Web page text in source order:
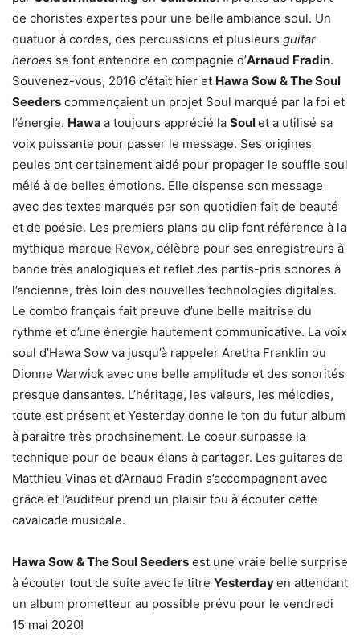
de choristes expertes pour une belle ambiance soul. Un
quatuor à cordes, des percussions et plusieurs guitar
heroes se font entendre en compagnie d’Arnaud Fradin.
Souvenez-vous, 2016 c’était hier et Hawa Sow & The Soul
Seeders commençaient un projet Soul marqué par la foi et
l’énergie. Hawa a toujours apprécié la Soulet a utilisé sa
voix puissante pour passer le message. Ses origines
peules ont certainement aidé pour propager le souffle soul
mêlé à de belles émotions. Elle dispense son message
avec des textes marqués par son quotidien fait de beauté
et de poésie. Les premiers plans du clip font référence à la
mythique marque Revox, célèbre pour ses enregistreurs à
bande très analogiques et reflet des partis-pris sonores à
l’ancienne, très loin des nouvelles technologies digitales.
Le combo français fait preuve d’une belle maitrise du
rythme et d’une énergie hautement communicative. La voix
soul d’Hawa Sow va jusqu’à rappeler Aretha Franklin ou
Dionne Warwick avec une belle amplitude et des sonorités
presque dansantes. L’héritage, les valeurs, les mélodies,
toute est présent et Yesterday donne le ton du futur album
à paraitre très prochainement. Le coeur surpasse la
technique pour de beaux élans à partager. Les guitares de
Matthieu Vinas et d’Arnaud Fradin s’accompagnent avec
grâce et l’auditeur prend un plaisir fou à écouter cette
cavalcade musicale.
Hawa Sow & The Soul Seeders est une vraie belle surprise
à écouter tout de suite avec le titre Yesterdayen attendant
un album prometteur au possible prévu pour le vendredi
15 mai 2020!